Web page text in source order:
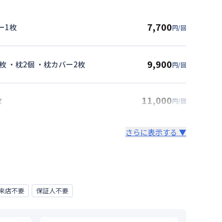
1枚 7,700円/回
・枕2個 ・枕カバー2枚 9,900円/回
11,000円/回
さらに表示する ▼
店不要 保証人不要